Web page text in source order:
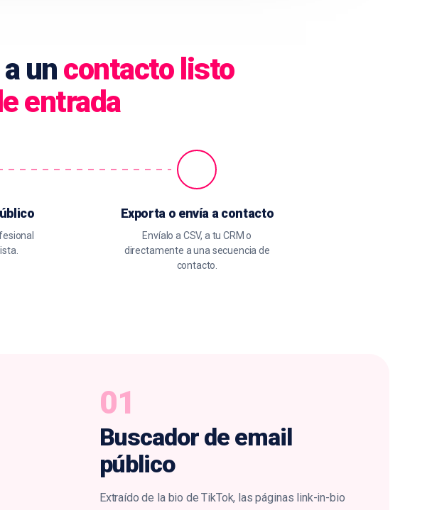
un contacto listo
entrada
Exporta o envía a contacto
Envíalo a CSV, a tu CRM o
directamente a una secuencia de
contacto.
01
Buscador de email
público
Extraído de la bio de TikTok, las páginas link-in-bio